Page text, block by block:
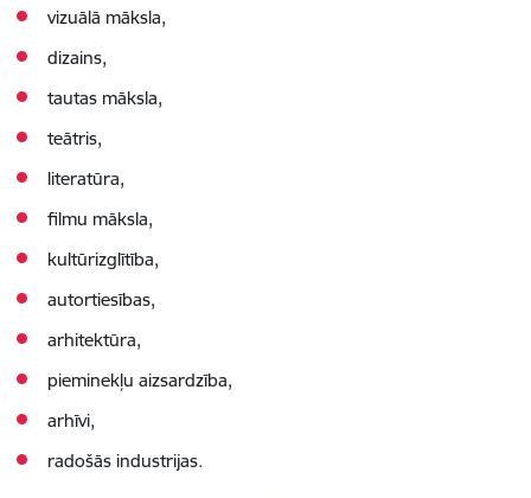
vizuālā māksla,
dizains,
tautas māksla,
teātris,
literatūra,
filmu māksla,
kultūrizglītība,
autortiesības,
arhitektūra,
pieminekļu aizsardzība,
arhīvi,
radošās industrijas.